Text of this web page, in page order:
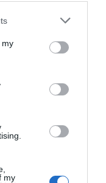
my
my